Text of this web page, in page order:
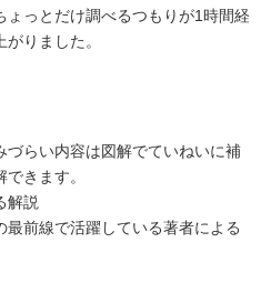
っとだけ調べるつもりが1時間経
りました。
らい内容は図解でていねいに補
きます。
解説
前線で活躍している著者による